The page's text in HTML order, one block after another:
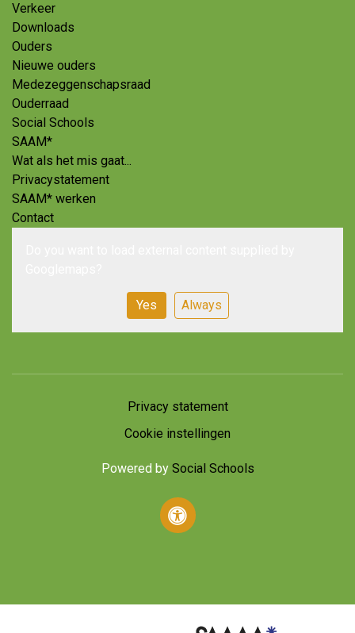
Verkeer
Downloads
Ouders
Nieuwe ouders
Medezeggenschapsraad
Ouderraad
Social Schools
SAAM*
Wat als het mis gaat...
Privacystatement
SAAM* werken
Contact
Yes Always
Privacy statement
Cookie instellingen
Powered by Social Schools